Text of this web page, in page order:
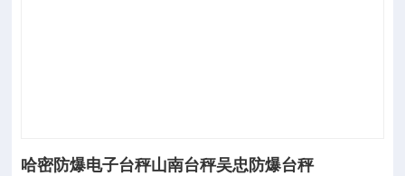
哈密防爆电子台秤山南台秤吴忠防爆台秤